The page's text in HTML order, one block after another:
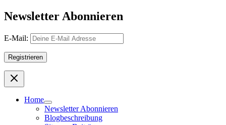
Newsletter Abonnieren
E-Mail:
Home
Newsletter Abonnieren
Blogbeschreibung